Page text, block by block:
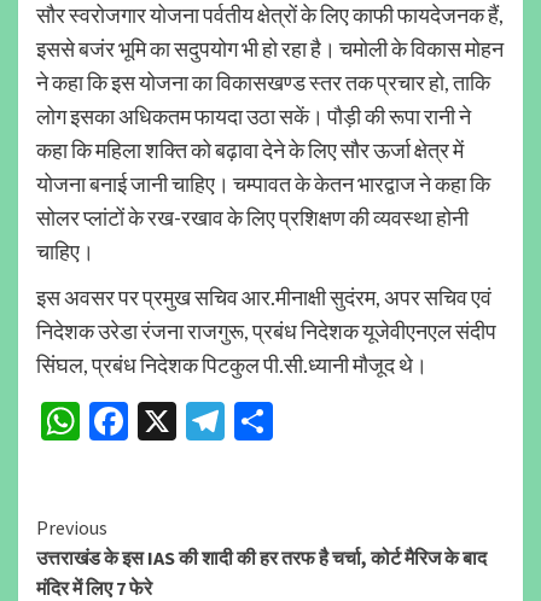
सौर स्वरोजगार योजना पर्वतीय क्षेत्रों के लिए काफी फायदेजनक हैं,
इससे बजंर भूमि का सदुपयोग भी हो रहा है। चमोली के विकास मोहन
ने कहा कि इस योजना का विकासखण्ड स्तर तक प्रचार हो, ताकि
लोग इसका अधिकतम फायदा उठा सकें। पौड़ी की रूपा रानी ने
कहा कि महिला शक्ति को बढ़ावा देने के लिए सौर ऊर्जा क्षेत्र में
योजना बनाई जानी चाहिए। चम्पावत के केतन भारद्वाज ने कहा कि
सोलर प्लांटों के रख-रखाव के लिए प्रशिक्षण की व्यवस्था होनी
चाहिए।
इस अवसर पर प्रमुख सचिव आर.मीनाक्षी सुदंरम, अपर सचिव एवं
निदेशक उरेडा रंजना राजगुरू, प्रबंध निदेशक यूजेवीएनएल संदीप
सिंघल, प्रबंध निदेशक पिटकुल पी.सी.ध्यानी मौजूद थे।
WhatsApp
Facebook
X Telegram
Continue
Reading
Previous
उत्तराखंड के इस IAS की शादी की हर तरफ है चर्चा, कोर्ट मैरिज के बाद
मंदिर में लिए 7 फेरे